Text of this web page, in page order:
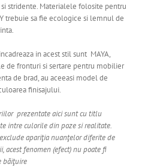
stridente. Materialele folosite pentru
trebuie sa fie ecologice si lemnul de
in acest stil sunt MAYA,
de fronturi si sertare pentru mobilier
de brad, au aceeasi model de
finisajului.
prezentate aici sunt cu titlu
intre culorile din poze si realitate.
apariţia nuanţelor diferite de
acest fenomen (efect) nu poate fi
băiţuire